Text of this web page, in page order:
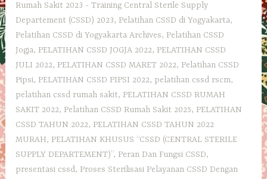
Rumah Sakit 2023 - Training Central Sterile Supply
Departement‎ (CSSD) 2023, Pelatihan CSSD di Yogyakarta,
Pelatihan CSSD di Yogyakarta Archives, Pelatihan CSSD
Jogja, PELATIHAN CSSD JOGJA 2022, PELATIHAN CSSD
JULI 2022, PELATIHAN CSSD MARET 2022, Pelatihan CSSD
Pipsi, PELATIHAN CSSD PIPSI 2022, pelatihan cssd rscm,
pelatihan cssd rumah sakit, PELATIHAN CSSD RUMAH
SAKIT 2022, Pelatihan CSSD Rumah Sakit 2025, PELATIHAN
CSSD TAHUN 2022, PELATIHAN CSSD TAHUN 2022
MURAH, PELATIHAN KHUSUS “CSSD (CENTRAL STERILE
SUPPLY DEPARTEMENT)”, Peran Dan Fungsi CSSD,
presentasi cssd, Proses Sterilisasi Pelayanan CSSD Dengan